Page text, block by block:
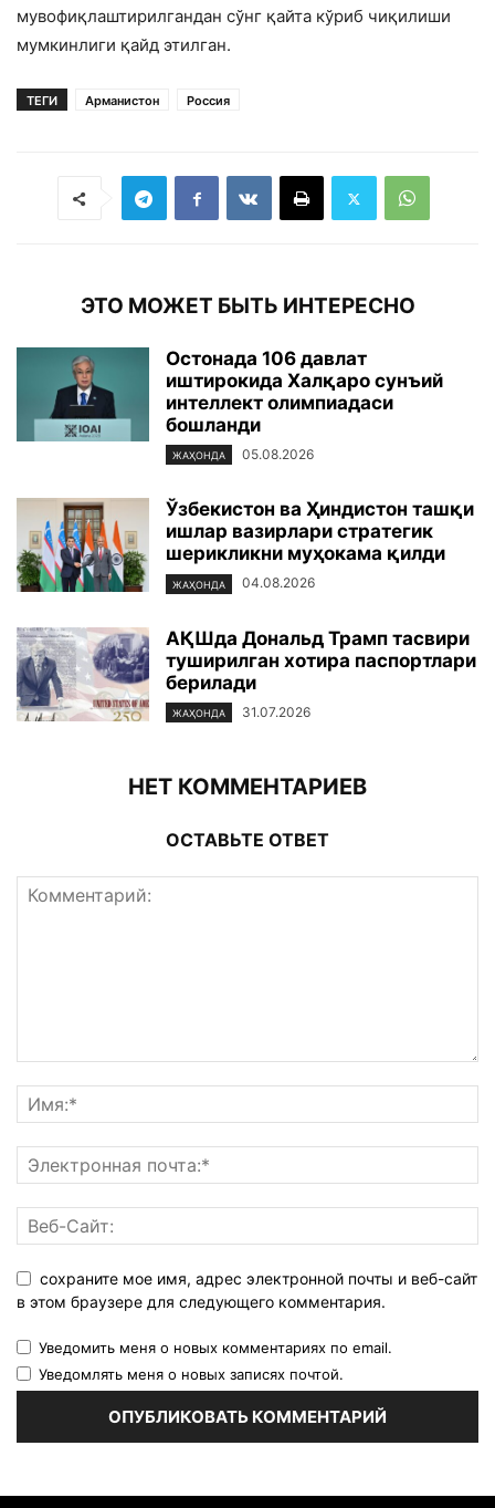
мувофиқлаштирилгандан сўнг қайта кўриб чиқилиши
мумкинлиги қайд этилган.
ТЕГИ Арманистон Россия
ЭТО МОЖЕТ БЫТЬ ИНТЕРЕСНО
Остонада 106 давлат
иштирокида Халқаро сунъий
интеллект олимпиадаси
бошланди
ЖАҲОНДА 05.08.2026
Ўзбекистон ва Ҳиндистон ташқи
ишлар вазирлари стратегик
шерикликни муҳокама қилди
ЖАҲОНДА 04.08.2026
АҚШда Дональд Трамп тасвири
туширилган хотира паспортлари
берилади
ЖАҲОНДА 31.07.2026
НЕТ КОММЕНТАРИЕВ
ОСТАВЬТЕ ОТВЕТ
сохраните мое имя, адрес электронной почты и веб-сайт
в этом браузере для следующего комментария.
Уведомить меня о новых комментариях по email.
Уведомлять меня о новых записях почтой.